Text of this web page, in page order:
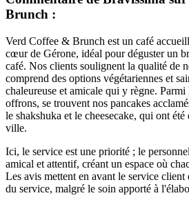
Brunch :
Verd Coffee & Brunch est un café
cœur de Gérone, idéal pour déguster un
café. Nos clients soulignent la qualité de
comprend des options végétariennes et
chaleureuse et amicale qui y règne. Parmi
offrons, se trouvent nos pancakes
le shakshuka et le cheesecake, qui ont
ville.
Ici, le service est une priorité ; le
amical et attentif, créant un espace où
Les avis mettent en avant le service
du service, malgré le soin apporté à